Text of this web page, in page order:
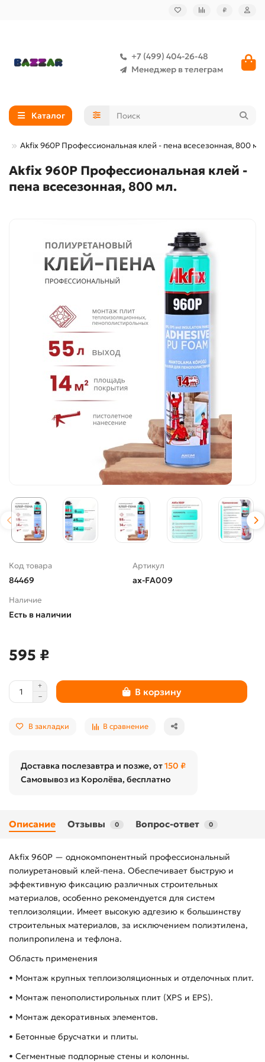
₽
+7 (499) 404-26-48
Менеджер в телеграм
Каталог
Akfix 960P Профессиональная клей - пена всесезонная, 800 мл.
Akfix 960P Профессиональная клей -
пена всесезонная, 800 мл.
Код товара
84469
Артикул
ax-FA009
Наличие
Есть в наличии
595 ₽
В корзину
В закладки В сравнение
Доставка послезавтра и позже, от150 ₽
Самовывоз из Королёва, бесплатно
Описание Отзывы 0 Вопрос-ответ 0
Akfix 960P — однокомпонентный профессиональный
полиуретановый клей-пена. Обеспечивает быструю и
эффективную фиксацию различных строительных
материалов, особенно рекомендуется для систем
теплоизоляции. Имеет высокую адгезию к большинству
строительных материалов, за исключением полиэтилена,
полипропилена и тефлона.
Область применения
• Монтаж крупных теплоизоляционных и отделочных плит.
• Монтаж пенополистирольных плит (XPS и EPS).
• Монтаж декоративных элементов.
• Бетонные брусчатки и плиты.
• Сегментные подпорные стены и колонны.